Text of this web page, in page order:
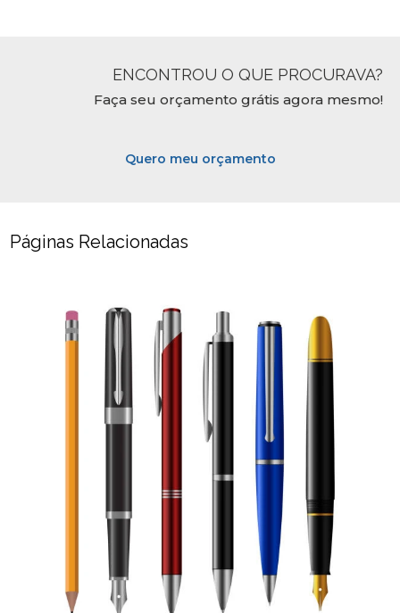
ENCONTROU O QUE PROCURAVA?
Faça seu orçamento grátis agora mesmo!
Quero meu orçamento
Páginas Relacionadas